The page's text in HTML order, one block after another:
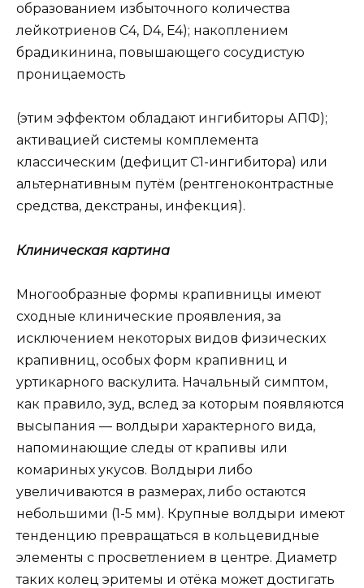
образованием избыточного количества
лейкотриенов С4, D4, E4); накоплением
брадикинина, повышающего сосудистую
проницаемость
(этим эффектом обладают ингибиторы АПФ);
активацией системы комплемента
классическим (дефицит С1-ингибитора) или
альтернативным путём (рентгеноконтрастные
средства, декстраны, инфекция).
Клиническая картина
Многообразные формы крапивницы имеют
сходные клинические проявления, за
исключением некоторых видов физических
крапивниц, особых форм крапивниц и
уртикарного васкулита. Начальный симптом,
как правило, зуд, вслед за которым появляются
высыпания — волдыри характерного вида,
напоминающие следы от крапивы или
комариных укусов. Волдыри либо
увеличиваются в размерах, либо остаются
небольшими (1-5 мм). Крупные волдыри имеют
тенденцию превращаться в кольцевидные
элементы с просветлением в центре. Диаметр
таких колец эритемы и отёка может достигать